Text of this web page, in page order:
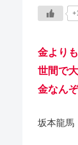
金より
世間で
金なん
坂本龍馬